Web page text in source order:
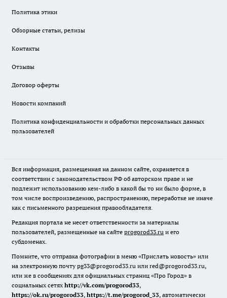
Политика этики
Обзорные статьи, релизы
Контакты
Отзывы
Договор оферты
Новости компаний
Политика конфиденциальности и обработки персональных данных
пользователей
Вся информация, размещенная на данном сайте, охраняется в
соответствии с законодательством РФ об авторском праве и не
подлежит использованию кем-либо в какой бы то ни было форме, в
том числе воспроизведению, распространению, переработке не иначе
как с письменного разрешения правообладателя.
Редакция портала не несет ответственности за материалы
пользователей, размещенные на сайте progorod33.ru и его
субдоменах.
Помните, что отправка фотографии в меню «Прислать новость» или
на электронную почту pg33@progorod33.ru или red@progorod33.ru,
или же в сообщениях для официальных страниц «Про Город» в
социальных сетях http://vk.com/progorod33,
https://ok.ru/progorod33, https://t.me/progorod_33, автоматически